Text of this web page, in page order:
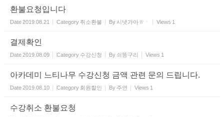
환불요청입니다
Date2019.08.21 Category 취소환불 By 시냇가아ㅎㆍ Views 1
결제확인
Date2019.08.09 Category 수강신청 By 쇠똥구리 Views 1
아카데미 느티나무 수강신청 금액 관련 문의 드립니다.
Date2019.08.10 Category 회원할인 By 주연 Views 1
수강취소 환불요청